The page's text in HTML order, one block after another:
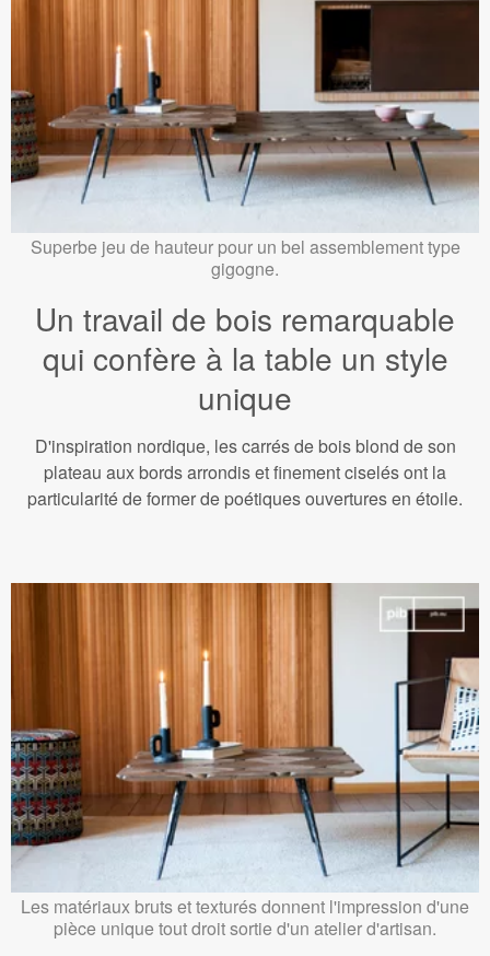
Superbe jeu de hauteur pour un bel assemblement type
gigogne.
Un travail de bois remarquable
qui confère à la table un style
unique
D'inspiration nordique, les carrés de bois blond de son
plateau aux bords arrondis et finement ciselés ont la
particularité de former de poétiques ouvertures en étoile.
Les matériaux bruts et texturés donnent l'impression d'une
pièce unique tout droit sortie d'un atelier d'artisan.